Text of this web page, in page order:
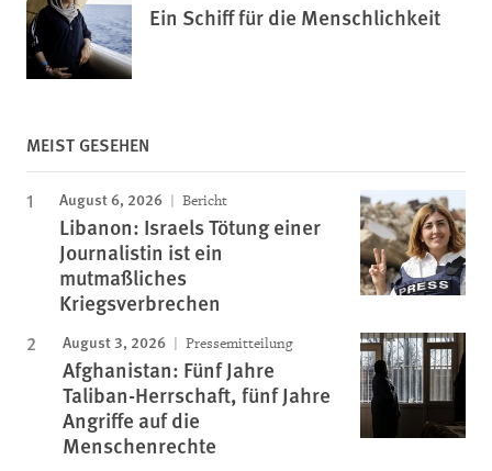
Ein Schiff für die Menschlichkeit
MEIST GESEHEN
August 6, 2026 Bericht
Libanon: Israels Tötung einer
Journalistin ist ein
mutmaßliches
Kriegsverbrechen
August 3, 2026 Pressemitteilung
Afghanistan: Fünf Jahre
Taliban-Herrschaft, fünf Jahre
Angriffe auf die
Menschenrechte